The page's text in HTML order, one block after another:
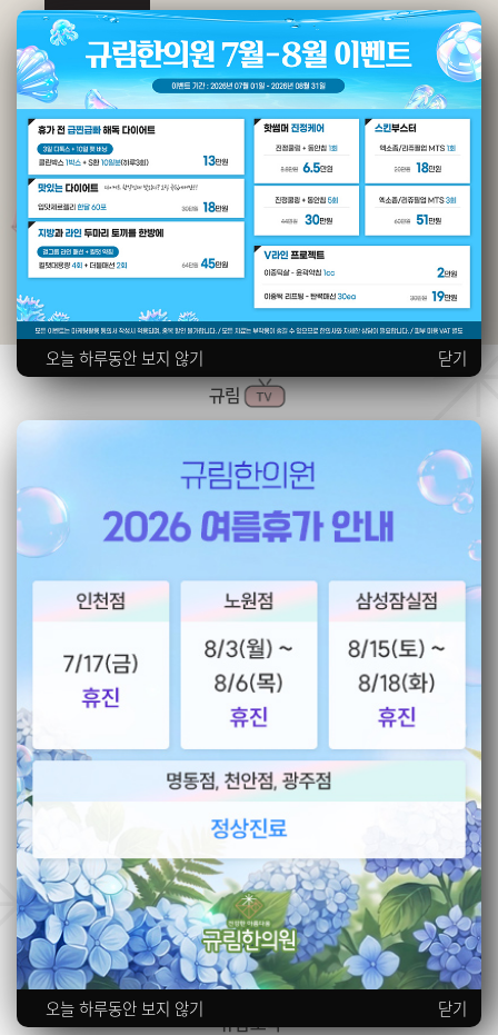
규림
규림 소식
오늘 하루동안 보지 않기 닫기
오늘 하루동안 보지 않기 닫기